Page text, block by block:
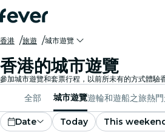
香港 旅遊 城市遊覽
香港的城市遊覽
全部 城市遊覽遊輪和遊船之旅熱
Date Today This